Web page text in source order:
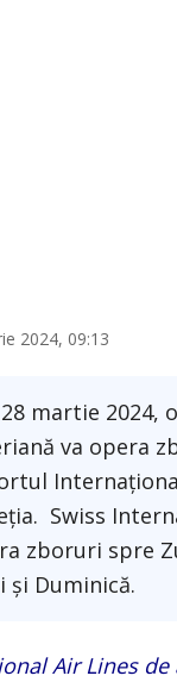
2024, 09:13
martie 2024,
va opera
Swiss
zboruri spre
și Duminică.
Air Lines